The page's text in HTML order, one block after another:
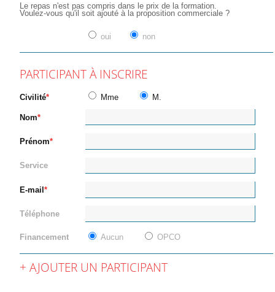
Le repas n'est pas compris dans le prix de la formation.
Voulez-vous qu'il soit ajouté à la proposition commerciale ?
oui non
PARTICIPANT À INSCRIRE
Civilité Mme M.
Nom
Prénom
Service
E-mail
Téléphone
Financement Aucun OPCO
AJOUTER UN PARTICIPANT